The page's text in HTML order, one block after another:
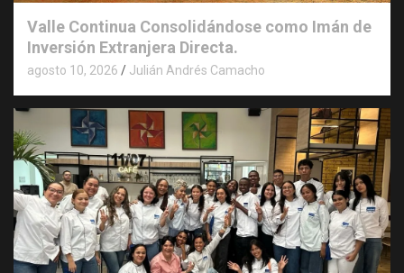
Valle Continua Consolidándose como Imán de
Inversión Extranjera Directa.
agosto 10, 2026 Julián Andrés Camacho